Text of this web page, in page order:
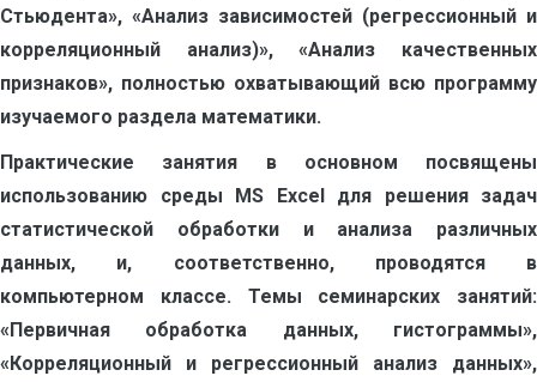
Стьюдента», «Анализ зависимостей (регрессионный и
корреляционный анализ)», «Анализ качественных
признаков», полностью охватывающий всю программу
изучаемого раздела математики.
Практические занятия в основном посвящены
использованию среды MS Excel для решения задач
статистической обработки и анализа различных
данных, и, соответственно, проводятся в
компьютерном классе. Темы семинарских занятий:
«Первичная обработка данных, гистограммы»,
«Корреляционный и регрессионный анализ данных»,